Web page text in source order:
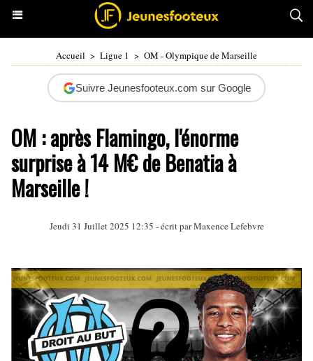
Accueil > Ligue 1 > OM - Olympique de Marseille
Suivre Jeunesfooteux.com sur Google
OM : après Flamingo, l'énorme
surprise à 14 M€ de Benatia à
Marseille !
Jeudi 31 Juillet 2025 12:35 - écrit par Maxence Lefebvre